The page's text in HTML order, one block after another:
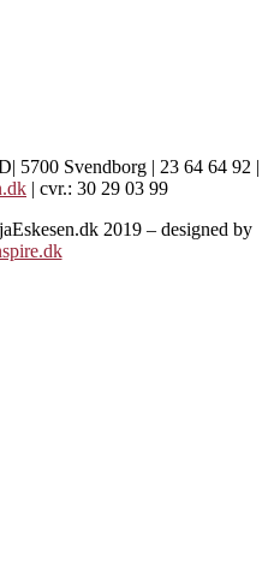
5700 Svendborg | 23 64 64 92 |
| cvr.: 30 29 03 99
2019 – designed by